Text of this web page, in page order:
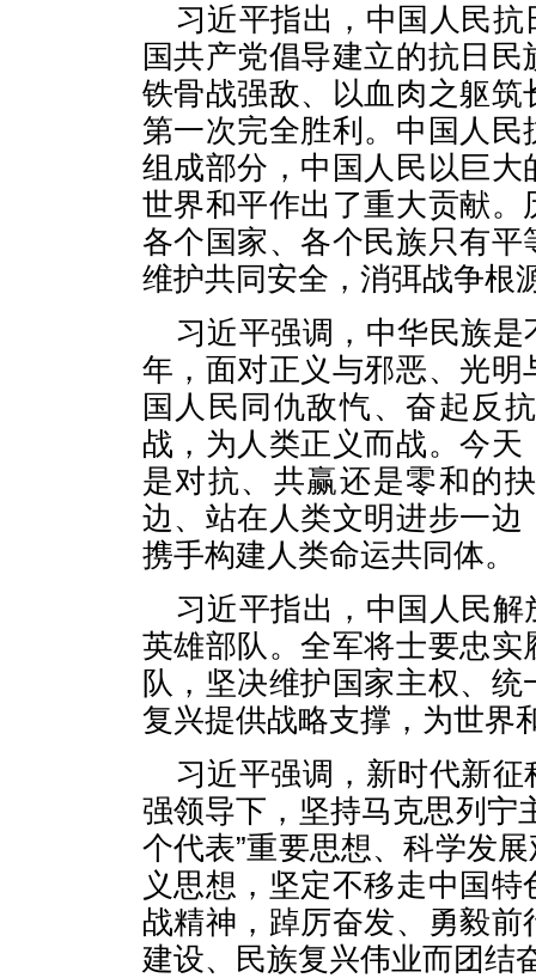
习近平指出，中国人民
国共产党倡导建立的抗日
铁骨战强敌、以血肉之躯
第一次完全胜利。中国人
组成部分，中国人民以巨
世界和平作出了重大贡献
各个国家、各个民族只有
维护共同安全，消弭战争根
习近平强调，中华民族
年，面对正义与邪恶、光
国人民同仇敌忾、奋起反
战，为人类正义而战。今
是对抗、共赢还是零和的
边、站在人类文明进步一
携手构建人类命运共同体。
习近平指出，中国人民
英雄部队。全军将士要忠
队，坚决维护国家主权、
复兴提供战略支撑，为世界
习近平强调，新时代新
强领导下，坚持马克思列宁
个代表”重要思想、科学发
义思想，坚定不移走中国
战精神，踔厉奋发、勇毅
建设、民族复兴伟业而团结